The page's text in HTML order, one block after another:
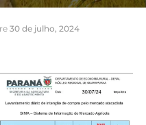
30 de julho, 2024